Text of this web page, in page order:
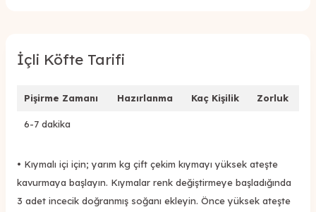
İçli Köfte Tarifi
Pişirme Zamanı Hazırlanma Kaç Kişilik Zorluk
6-7 dakika
• Kıymalı içi için; yarım kg çift çekim kıymayı yüksek ateşte
kavurmaya başlayın. Kıymalar renk değiştirmeye başladığında
3 adet incecik doğranmış soğanı ekleyin. Önce yüksek ateşte